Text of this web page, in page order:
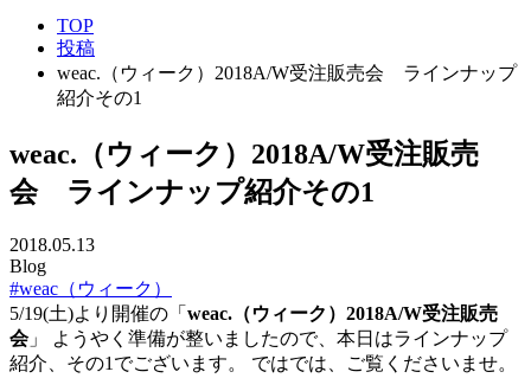
TOP
投稿
weac.（ウィーク）2018A/W受注販売会 ラインナップ
紹介その1
weac.（ウィーク）2018A/W受注販売
会 ラインナップ紹介その1
2018.05.13
Blog
#weac（ウィーク）
5/19(土)より開催の「 weac.（ウィーク）2018A/W受注販売
会」 ようやく準備が整いましたので、本日はラインナップ
紹介、その1でございます。 ではでは、ご覧くださいませ。